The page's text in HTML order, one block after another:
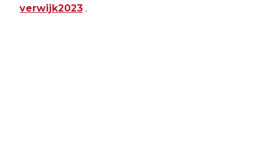
verwijk2023 .